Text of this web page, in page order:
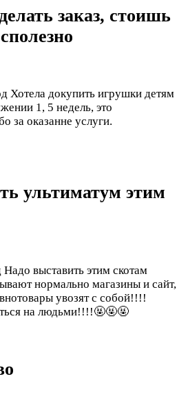
заказ, стоишь
Хотела докупить игрушки детям
1, 5 недель, это
за оказанне услуги.
ультиматум этим
Надо выставить этим скотам
нормально магазины и сайт,
увозят с собой!!!!
на людьми!!!!🤬🤬🤬